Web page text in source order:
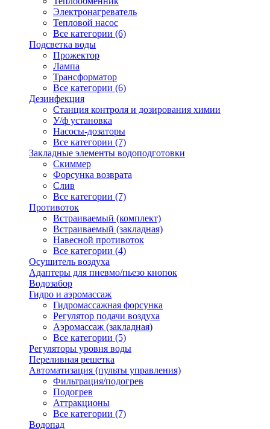
Электронагреватель
Тепловой насос
Все категории (6)
Подсветка воды
Прожектор
Лампа
Трансформатор
Все категории (6)
Дезинфекция
Станция контроля и дозирования химии
У/ф установка
Насосы-дозаторы
Все категории (7)
Закладные элементы водоподготовки
Скиммер
Форсунка возврата
Слив
Все категории (7)
Противоток
Встраиваемый (комплект)
Встраиваемый (закладная)
Навесной противоток
Все категории (4)
Осушитель воздуха
Адаптеры для пневмо/пьезо кнопок
Водозабор
Гидро и аэромассаж
Гидромассажная форсунка
Регулятор подачи воздуха
Аэромассаж (закладная)
Все категории (5)
Регуляторы уровня воды
Переливная решетка
Автоматизация (пульты управления)
Фильтрация/подогрев
Подогрев
Аттракционы
Все категории (7)
Водопад